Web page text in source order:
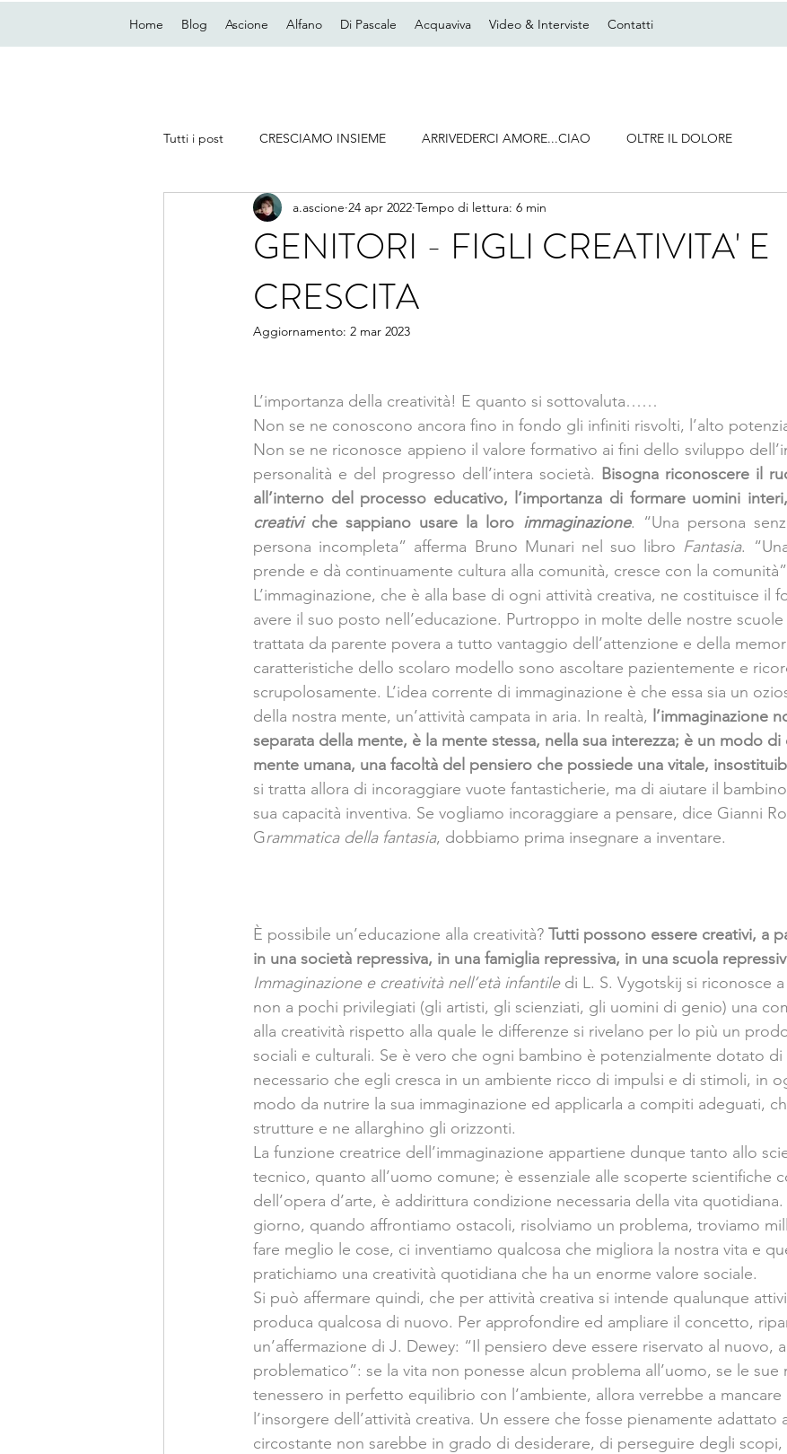
Home Blog Ascione Alfano Di Pascale Acquaviva Video & Interviste Contatti
Tutti i post CRESCIAMO INSIEME ARRIVEDERCI AMORE...CIAO OLTRE IL DOLORE
GENITORI - FIGLI CREATIVITA' E
CRESCITA
a.ascione 24 apr 2022 Tempo di lettura: 6 min
Aggiornamento: 2 mar 2023
L’importanza della creatività! E quanto si sottovaluta……
Non se ne conoscono ancora fino in fondo gli infiniti risvolti, l’alto
Non se ne riconosce appieno il valore formativo ai fini dello sviluppo
personalità e del progresso dell’intera società. Bisogna riconoscere il
all’interno del processo educativo, l’importanza di formare uomini
creativi che sappiano usare la loro immaginazione. “Una persona
persona incompleta” afferma Bruno Munari nel suo libro Fantasia.
prende e dà continuamente cultura alla comunità, cresce con la
L’immaginazione, che è alla base di ogni attività creativa, ne costituisce il
avere il suo posto nell’educazione. Purtroppo in molte delle nostre scuole
trattata da parente povera a tutto vantaggio dell’attenzione e della
caratteristiche dello scolaro modello sono ascoltare pazientemente e
scrupolosamente. L’idea corrente di immaginazione è che essa sia un
della nostra mente, un’attività campata in aria. In realtà, l’immaginazione
separata della mente, è la mente stessa, nella sua interezza; è un modo
mente umana, una facoltà del pensiero che possiede una vitale,
si tratta allora di incoraggiare vuote fantasticherie, ma di aiutare il
sua capacità inventiva. Se vogliamo incoraggiare a pensare, dice Gianni
Grammatica della fantasia, dobbiamo prima insegnare a inventare.
È possibile un’educazione alla creatività? Tutti possono essere creativi, a
in una società repressiva, in una famiglia repressiva, in una scuola
Immaginazione e creatività nell’età infantile di L. S. Vygotskij si riconosce
non a pochi privilegiati (gli artisti, gli scienziati, gli uomini di genio) una
alla creatività rispetto alla quale le differenze si rivelano per lo più un
sociali e culturali. Se è vero che ogni bambino è potenzialmente dotato di
necessario che egli cresca in un ambiente ricco di impulsi e di stimoli, in
modo da nutrire la sua immaginazione ed applicarla a compiti adeguati,
strutture e ne allarghino gli orizzonti.
La funzione creatrice dell’immaginazione appartiene dunque tanto allo
tecnico, quanto all’uomo comune; è essenziale alle scoperte scientifiche
dell’opera d’arte, è addirittura condizione necessaria della vita
giorno, quando affrontiamo ostacoli, risolviamo un problema, troviamo
fare meglio le cose, ci inventiamo qualcosa che migliora la nostra vita e
pratichiamo una creatività quotidiana che ha un enorme valore sociale.
Si può affermare quindi, che per attività creativa si intende qualunque
produca qualcosa di nuovo. Per approfondire ed ampliare il concetto,
un’affermazione di J. Dewey: “Il pensiero deve essere riservato al nuovo,
problematico”: se la vita non ponesse alcun problema all’uomo, se le sue
tenessero in perfetto equilibrio con l’ambiente, allora verrebbe a
l’insorgere dell’attività creativa. Un essere che fosse pienamente adattato
circostante non sarebbe in grado di desiderare, di perseguire degli scopi,